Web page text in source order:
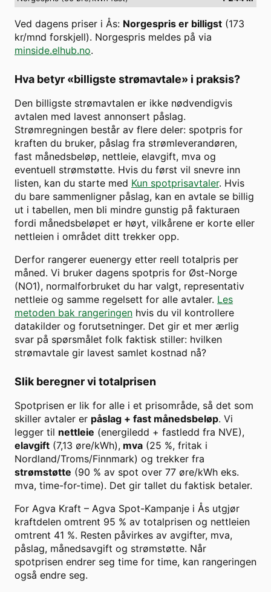
Ved dagens priser i Ås: Norgespris er billigst (173
kr/mnd forskjell). Norgespris meldes på via
minside.elhub.no.
Hva betyr «billigste strømavtale» i praksis?
Den billigste strømavtalen er ikke nødvendigvis
avtalen med lavest annonsert påslag.
Strømregningen består av flere deler: spotpris for
kraften du bruker, påslag fra strømleverandøren,
fast månedsbeløp, nettleie, elavgift, mva og
eventuell strømstøtte. Hvis du først vil snevre inn
listen, kan du starte med Kun spotprisavtaler. Hvis
du bare sammenligner påslag, kan en avtale se billig
ut i tabellen, men bli mindre gunstig på fakturaen
fordi månedsbeløpet er høyt, vilkårene er korte eller
nettleien i området ditt trekker opp.
Derfor rangerer euenergy etter reell totalpris per
måned. Vi bruker dagens spotpris for Øst-Norge
(NO1), normalforbruket du har valgt, representativ
nettleie og samme regelsett for alle avtaler. Les
metoden bak rangeringen hvis du vil kontrollere
datakilder og forutsetninger. Det gir et mer ærlig
svar på spørsmålet folk faktisk stiller: hvilken
strømavtale gir lavest samlet kostnad nå?
Slik beregner vi totalprisen
Spotprisen er lik for alle i et prisområde, så det som
skiller avtaler er påslag + fast månedsbeløp. Vi
legger til nettleie (energiledd + fastledd fra NVE),
elavgift (7,13 øre/kWh), mva (25 %, fritak i
Nordland/Troms/Finnmark) og trekker fra
strømstøtte (90 % av spot over 77 øre/kWh eks.
mva, time-for-time). Det gir tallet du faktisk betaler.
For Agva Kraft – Agva Spot-Kampanje i Ås utgjør
kraftdelen omtrent 95 % av totalprisen og nettleien
omtrent 41 %. Resten påvirkes av avgifter, mva,
påslag, månedsavgift og strømstøtte. Når
spotprisen endrer seg time for time, kan rangeringen
også endre seg.